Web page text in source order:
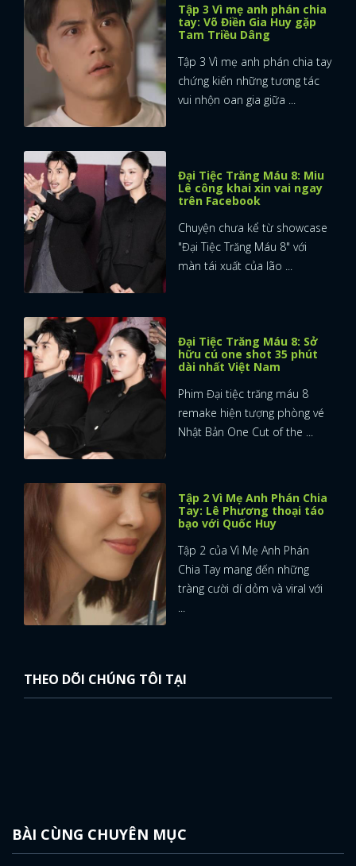
ĐĂNG NHẬP
Tập 3 Vì mẹ anh phán chia
tay: Võ Điền Gia Huy gặp
Tam Triều Dâng
Tập 3 Vì mẹ anh phán chia tay
chứng kiến những tương tác
vui nhộn oan gia giữa ...
Đại Tiệc Trăng Máu 8: Miu
Lê công khai xin vai ngay
trên Facebook
Chuyện chưa kể từ showcase
"Đại Tiệc Trăng Máu 8" với
màn tái xuất của lão ...
Đại Tiệc Trăng Máu 8: Sở
hữu cú one shot 35 phút
dài nhất Việt Nam
Phim Đại tiệc trăng máu 8
remake hiện tượng phòng vé
Nhật Bản One Cut of the ...
Tập 2 Vì Mẹ Anh Phán Chia
Tay: Lê Phương thoại táo
bạo với Quốc Huy
Tập 2 của Vì Mẹ Anh Phán
Chia Tay mang đến những
tràng cười dí dỏm và viral với
THEO DÕI CHÚNG TÔI TẠI
BÀI CÙNG CHUYÊN MỤC